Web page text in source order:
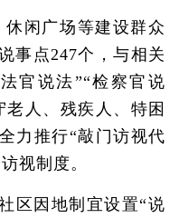
闲广场等建设群众
事点247个，与相关
官说法”“检察官说
人、残疾人、特困
力推行“敲门访视代
视制度。
区因地制宜设置“说